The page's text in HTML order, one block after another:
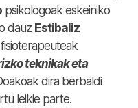
psikologoak eskeiniko
dauz Estibaliz
fisioterapeuteak
teknikak eta
dira berbaldi
leikie parte.